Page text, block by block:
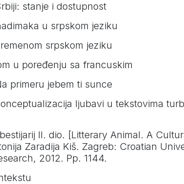
stanje i dostupnost
u srpskom jeziku
srpskom jeziku
u poređenju sa francuskim
primeru jebem ti sunce
ljubavi u tekstovima
II. dio. [Litterary Animal. A
Zaradija Kiš. Zagreb: Croatian
2012. Pp. 1144.